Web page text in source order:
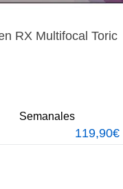
RX Multifocal Toric
119,90€
Semanales